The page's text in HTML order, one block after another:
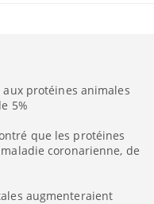
protéines animales
5%
que les protéines
coronarienne, de
augmenteraient